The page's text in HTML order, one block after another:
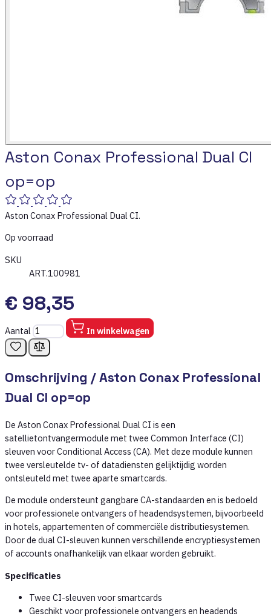
Aston Conax Professional Dual CI
op=op
Aston Conax Professional Dual CI.
Op voorraad
SKU
ART.100981
€ 98,35
Aantal In winkelwagen
Omschrijving /Aston Conax Professional
Dual CI op=op
De Aston Conax Professional Dual CI is een
satellietontvangermodule met twee Common Interface (CI)
sleuven voor Conditional Access (CA). Met deze module kunnen
twee versleutelde tv- of datadiensten gelijktijdig worden
ontsleuteld met twee aparte smartcards.
De module ondersteunt gangbare CA-standaarden en is bedoeld
voor professionele ontvangers of headendsystemen, bijvoorbeeld
in hotels, appartementen of commerciële distributiesystemen.
Door de dual CI-sleuven kunnen verschillende encryptiesystemen
of accounts onafhankelijk van elkaar worden gebruikt.
Specificaties
Twee CI-sleuven voor smartcards
Geschikt voor professionele ontvangers en headends